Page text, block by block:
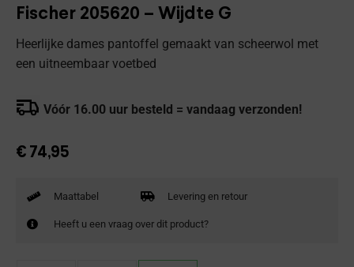
Fischer 205620 – Wijdte G
Heerlijke dames pantoffel gemaakt van scheerwol met
een uitneembaar voetbed
Vóór 16.00 uur besteld = vandaag verzonden!
€ 74,95
Maattabel Levering en retour
Heeft u een vraag over dit product?